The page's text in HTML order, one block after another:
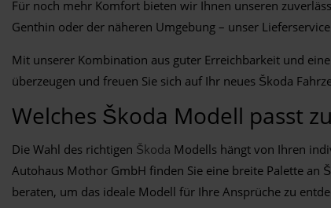
Für noch mehr Komfort bieten wir Ihnen unseren
Genthin oder der näheren Umgebung – unser
Mit unserer Kombination aus guter Erreichbarkeit und
überzeugen und freuen Sie sich auf Ihr neues Škoda
Welches Škoda Modell passt
Die Wahl des richtigen Škoda Modells hängt von Ihren
Autohaus Mothor GmbH finden Sie eine breite Palette an
beraten, um das ideale Modell für Ihre Ansprüche zu